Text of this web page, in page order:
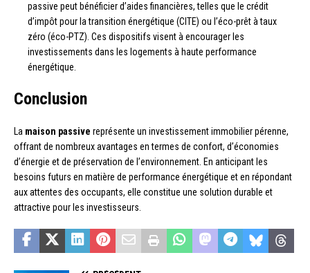
passive peut bénéficier d’aides financières, telles que le crédit
d’impôt pour la transition énergétique (CITE) ou l’éco-prêt à taux
zéro (éco-PTZ). Ces dispositifs visent à encourager les
investissements dans les logements à haute performance
énergétique.
Conclusion
La maison passive représente un investissement immobilier pérenne,
offrant de nombreux avantages en termes de confort, d’économies
d’énergie et de préservation de l’environnement. En anticipant les
besoins futurs en matière de performance énergétique et en répondant
aux attentes des occupants, elle constitue une solution durable et
attractive pour les investisseurs.